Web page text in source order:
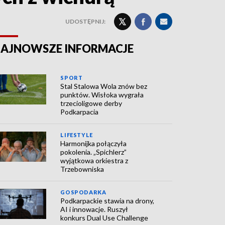
UDOSTĘPNIJ:
INFORMACJE
SPORT
Stal Stalowa Wola znów bez
punktów. Wisłoka wygrała
trzecioligowe derby
Podkarpacia
LIFESTYLE
Harmonijka połączyła
pokolenia. „Spichlerz”
wyjątkowa orkiestra z
Trzebowniska
GOSPODARKA
Podkarpackie stawia na drony,
AI i innowacje. Ruszył
konkurs Dual Use Challenge